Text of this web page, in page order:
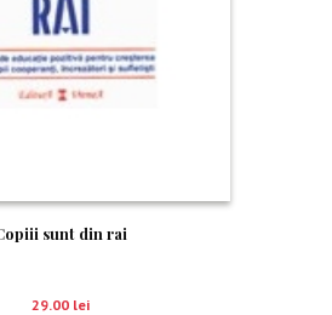
sunt din rai
29.00 lei